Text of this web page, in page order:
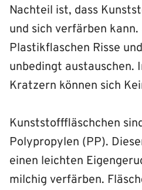
Nachteil ist, dass
und sich verfärben kann.
Plastikflaschen Risse
unbedingt austauschen.
Kratzern können sich
Kunststofffläschchen
Polypropylen (PP).
einen leichten
milchig verfärben.